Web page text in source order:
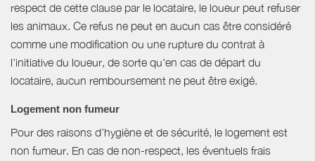
respect de cette clause par le locataire, le loueur peut refuser
les animaux. Ce refus ne peut en aucun cas être considéré
comme une modification ou une rupture du contrat à
l'initiative du loueur, de sorte qu'en cas de départ du
locataire, aucun remboursement ne peut être exigé.
Logement non fumeur
Pour des raisons d’hygiène et de sécurité, le logement est
non fumeur. En cas de non-respect, les éventuels frais